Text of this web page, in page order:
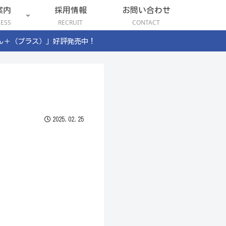
内 採用情報
RECRUIT
お問い合わせ
CONTACT
（プラス）」好評発売中！
2025.02.25